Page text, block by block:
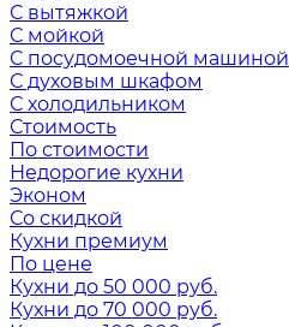
С вытяжкой
С мойкой
С посудомоечной машиной
С духовым шкафом
С холодильником
Стоимость
По стоимости
Недорогие кухни
Эконом
Со скидкой
Кухни премиум
По цене
Кухни до 50 000 руб.
Кухни до 70 000 руб.